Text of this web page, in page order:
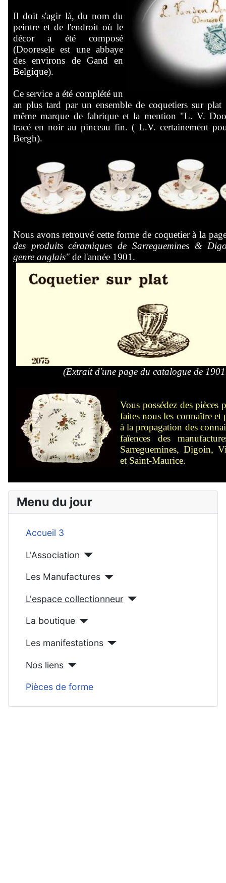
Menu du jour
Accueil 3
L'Association
Les Manufactures
L'espace collectionneur
La boutique
Les manifestations
Nos liens
Pièces de forme
Il doit s'agir là, du nom du
peintre et de l'endroit où le
décor a été composé
(Dooresele est une abbaye
des environs de Gand en
Belgique).
Ce service a été complété un
an plus tard par un ensemble de coquetiers sur
même marque de fabrique et la mention "L. V.
tracé en noir au pinceau fin. ( L.V. certainement
Bergh).
Nous avons retrouvé cette forme de coquetier à la
des produits céramiques de Sarreguemines &
genre anglais" de l'année 1901.
(Extrait d'une page du catalogue de
Vous possédez des pièces
faites nous les connaître et
à la propagation des
faïences des
Sarreguemines, Digoin,
et Saint-Maurice.